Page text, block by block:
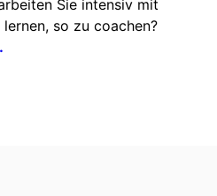
Sie intensiv mit
so zu coachen?